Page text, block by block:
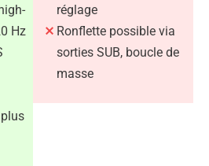
Hz
réglage
Ronflette possible via
sorties SUB, boucle de
masse